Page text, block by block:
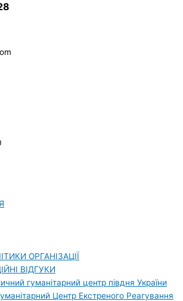
ОРГАНІЗАЦІЇ
ВІДГУКИ
гуманітарний центр півдня України
Центр Екстреного Реагування